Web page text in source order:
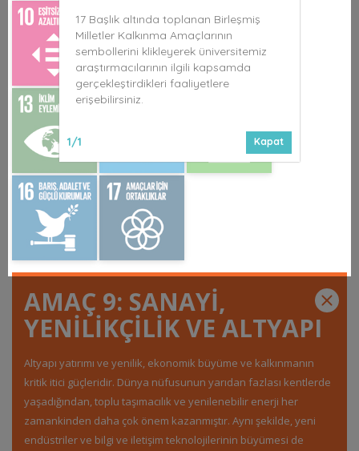
17 Başlık altında toplanan Birleşmiş
Milletler Kalkınma Amaçlarının
sembollerini klikleyerek üniversitemiz
araştırmacılarının ilgili kapsamda
gerçekleştirdikleri faaliyetlere
erişebilirsiniz.
1/1 Kapat
AMAÇ 9: SANAYİ,
YENİLİKÇİLİK VE ALTYAPI
Altyapı yatırımı ve yenilik, ekonomik büyüme ve kalkınmanın
kritik itici güçleridir. Dünya nüfusunun yarıdan fazlası kentlerde
yaşadığından, toplu taşımacılık ve yenilenebilir enerji her
zamankinden daha çok önem kazanmıştır. Aynı şekilde, yeni
endüstriler ve bilgi ve iletişim teknolojilerinin büyümesi de